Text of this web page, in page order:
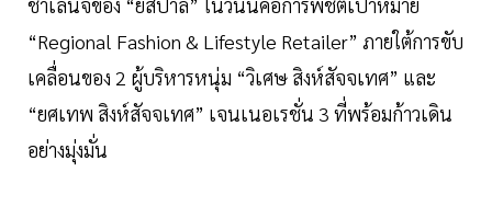
“Regional Fashion & Lifestyle Retailer” ภายใต้การขับ
เคลื่อนของ 2 ผู้บริหารหนุ่ม “วิเศษ สิงห์สัจจเทศ” และ
“ยศเทพ สิงห์สัจจเทศ” เจนเนอเรชั่น 3 ที่พร้อมก้าวเดิน
อย่างมุ่งมั่น